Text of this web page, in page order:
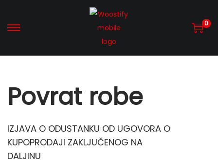
k
o
a
v
k
o
o
n
0
Povrat robe
IZJAVA O ODUSTANKU OD UGOVORA O
KUPOPRODAJI ZAKLJUČENOG NA
DALJINU